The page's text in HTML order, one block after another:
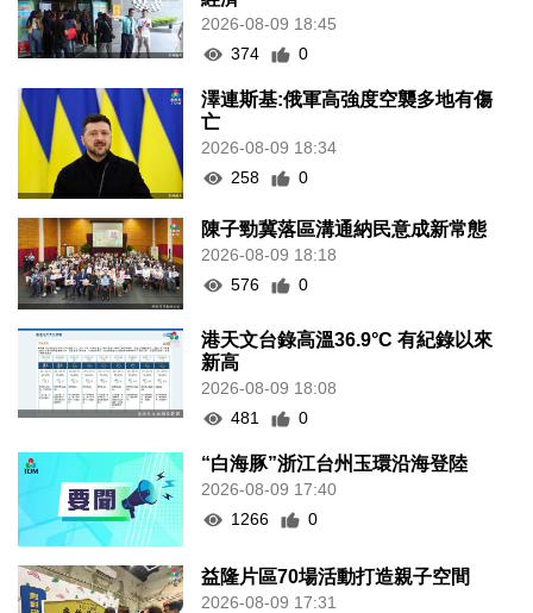
2026-08-09 18:45
374
0
澤連斯基:俄軍高強度空襲多地有傷
亡
2026-08-09 18:34
258
0
陳子勁冀落區溝通納民意成新常態
2026-08-09 18:18
576
0
港天文台錄高溫36.9°C 有紀錄以來
新高
2026-08-09 18:08
481
0
“白海豚”浙江台州玉環沿海登陸
2026-08-09 17:40
1266
0
益隆片區70場活動打造親子空間
2026-08-09 17:31